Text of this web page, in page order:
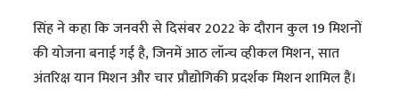
सिंह ने कहा कि जनवरी से दिसंबर 2022 के दौरान कुल 19 मिशनों
की योजना बनाई गई है, जिनमें आठ लॉन्च व्हीकल मिशन, सात
अंतरिक्ष यान मिशन और चार प्रौद्योगिकी प्रदर्शक मिशन शामिल हैं।